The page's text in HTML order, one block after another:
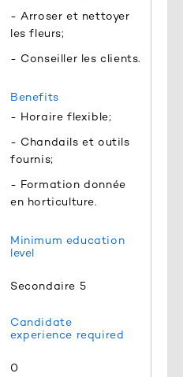
- Arroser et nettoyer
les fleurs;
- Conseiller les clients.
Benefits
- Horaire flexible;
- Chandails et outils
fournis;
- Formation donnée
en horticulture.
Minimum education
level
Secondaire 5
Candidate
experience required
0